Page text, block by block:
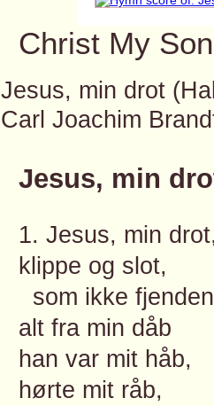
Christ My
Jesus, min drot
Carl Joachim
Jesus, min
1. Jesus, min
klippe og slot,
som ikke
alt fra min dåb
han var mit håb,
hørte mit råb,